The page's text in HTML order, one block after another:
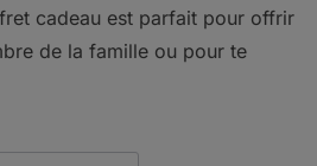
cadeau est parfait pour offrir
de la famille ou pour te